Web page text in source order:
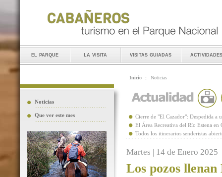
el parque la visita visitas guiadas actividades
Noticias
Que ver este mes
Inicio :: Noticias
Cierre de "El Cazador": Despedida a
El Área Recreativa del Río Estena
Todos los itinerarios senderistas
Martes | 14 de Enero 2025
Los pozos